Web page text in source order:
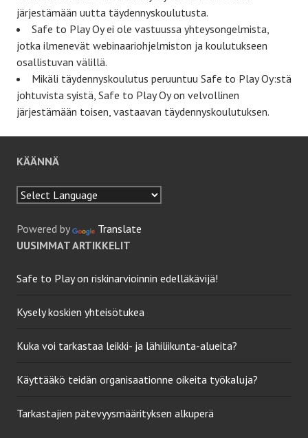
järjestämään uutta täydennyskoulutusta.
Safe to Play Oy ei ole vastuussa yhteysongelmista,
jotka ilmenevät webinaariohjelmiston ja koulutukseen
osallistuvan välillä.
Mikäli täydennyskoulutus peruuntuu Safe to Play Oy:stä
johtuvista syistä, Safe to Play Oy on velvollinen
järjestämään toisen, vastaavan täydennyskoulutuksen.
KÄÄNNÄ
Powered by
Translate
UUSIMMAT ARTIKKELIT
Safe to Play on riskinarvioinnin edelläkävijä!
Kysely koskien yhteisötukea
Kuka voi tarkastaa leikki- ja lähiliikunta-alueita?
Käyttääkö teidän organisaationne oikeita työkaluja?
Tarkastajien pätevyysmäärityksen alkuperä